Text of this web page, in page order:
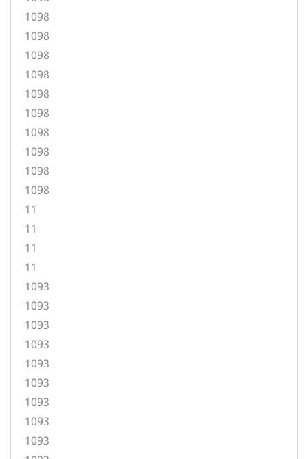
1098
1098
1098
1098
1098
1098
1098
1098
1098
1098
11
11
11
11
1093
1093
1093
1093
1093
1093
1093
1093
1093